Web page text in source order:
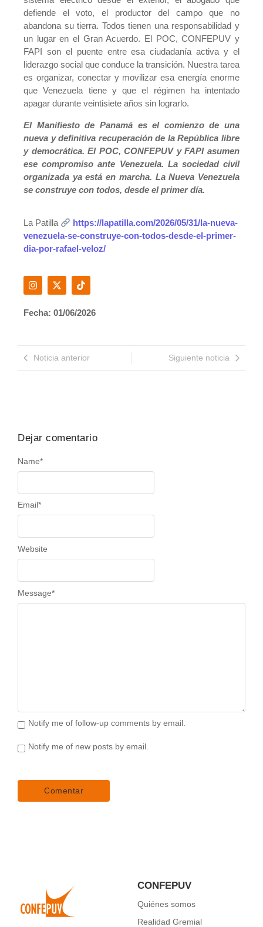
defiende el voto, el productor del campo que no
abandona su tierra. Todos tienen una responsabilidad y
un lugar en el Gran Acuerdo. El POC, CONFEPUV y
FAPI son el puente entre esa ciudadanía activa y el
liderazgo social que conduce la transición. Nuestra tarea
es organizar, conectar y movilizar esa energía enorme
que Venezuela tiene y que el régimen ha intentado
apagar durante veintisiete años sin lograrlo.
El Manifiesto de Panamá es el comienzo de una
nueva y definitiva recuperación de la República libre
y democrática. El POC, CONFEPUV y FAPI asumen
ese compromiso ante Venezuela. La sociedad civil
organizada ya está en marcha. La Nueva Venezuela
se construye con todos, desde el primer día.
La Patilla
https://lapatilla.com/2026/05/31/la-nueva-
venezuela-se-construye-con-todos-desde-el-primer-
dia-por-rafael-veloz/
Fecha: 01/06/2026
Noticia anterior Siguiente noticia
Dejar comentario
Message*
Name*
Email*
Website
Notify me of follow-up comments by email.
Notify me of new posts by email.
CONFEPUV
Quiénes somos
Realidad Gremial